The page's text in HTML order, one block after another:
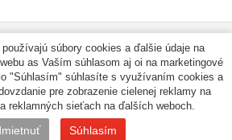
Bezpečné platební
metody
Využíváme zasílání
PPL
© PNEUMAX.SK 2026 by
súbory cookies a ďalšie údaje na
as Vaším súhlasom aj oi na marketingové
"Súhlasím" súhlasíte s využívaním cookies a
pre zobrazenie cielenej reklamy na
reklamných sieťach na ďalších weboch.
Súhlasím